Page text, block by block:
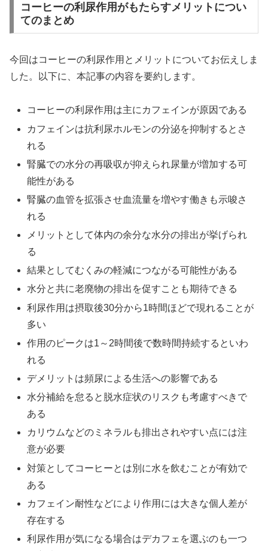
コーヒーの利尿作用がもたらすメリットについ
てのまとめ
今回はコーヒーの利尿作用とメリットについてお伝えしま
した。以下に、本記事の内容を要約します。
コーヒーの利尿作用は主にカフェインが原因である
カフェインは抗利尿ホルモンの分泌を抑制するとさ
れる
腎臓での水分の再吸収が抑えられ尿量が増加する可
能性がある
腎臓の血管を拡張させ血流量を増やす働きも示唆さ
れる
メリットとして体内の余分な水分の排出が挙げられ
る
結果としてむくみの軽減につながる可能性がある
水分と共に老廃物の排出を促すことも期待できる
利尿作用は摂取後30分から1時間ほどで現れることが
多い
作用のピークは1～2時間後で数時間持続するといわ
れる
デメリットは頻尿による生活への影響である
水分補給を怠ると脱水症状のリスクも考慮すべきで
ある
カリウムなどのミネラルも排出されやすい点には注
意が必要
対策としてコーヒーとは別に水を飲むことが有効で
ある
カフェイン耐性などにより作用には大きな個人差が
存在する
利尿作用が気になる場合はデカフェを選ぶのも一つ